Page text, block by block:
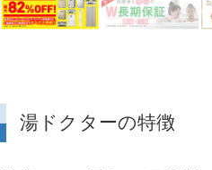
湯ドクターの特徴